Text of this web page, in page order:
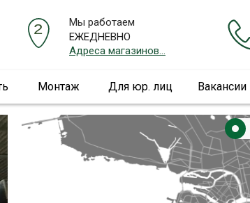
Мы работаем
ЕЖЕДНЕВНО
Адреса магазинов...
Монтаж Для юр. лиц Вакансии